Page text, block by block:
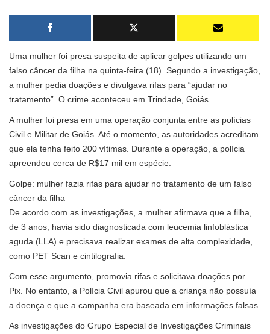
Uma mulher foi presa suspeita de aplicar golpes utilizando um
falso câncer da filha na quinta-feira (18). Segundo a investigação,
a mulher pedia doações e divulgava rifas para “ajudar no
tratamento”. O crime aconteceu em Trindade, Goiás.
A mulher foi presa em uma operação conjunta entre as polícias
Civil e Militar de Goiás. Até o momento, as autoridades acreditam
que ela tenha feito 200 vítimas. Durante a operação, a polícia
apreendeu cerca de R$17 mil em espécie.
Golpe: mulher fazia rifas para ajudar no tratamento de um falso
câncer da filha
De acordo com as investigações, a mulher afirmava que a filha,
de 3 anos, havia sido diagnosticada com leucemia linfoblástica
aguda (LLA) e precisava realizar exames de alta complexidade,
como PET Scan e cintilografia.
Com esse argumento, promovia rifas e solicitava doações por
Pix. No entanto, a Polícia Civil apurou que a criança não possuía
a doença e que a campanha era baseada em informações falsas.
As investigações do Grupo Especial de Investigações Criminais